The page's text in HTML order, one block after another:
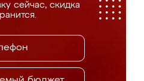
сейчас, скидка